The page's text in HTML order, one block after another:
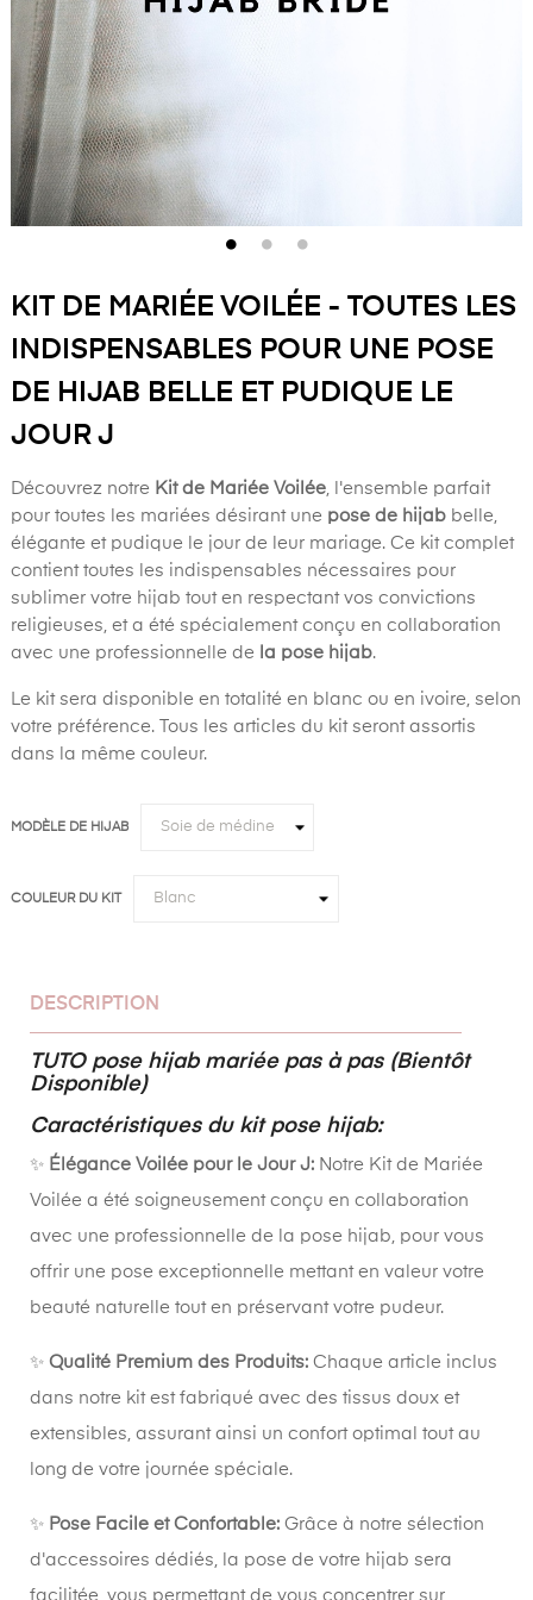
KIT DE MARIÉE VOILÉE - TOUTES LES
INDISPENSABLES POUR UNE POSE
DE HIJAB BELLE ET PUDIQUE LE
JOUR J
Découvrez notre Kit de Mariée Voilée , l'ensemble parfait
pour toutes les mariées désirant une pose de hijab belle,
élégante et pudique le jour de leur mariage. Ce kit complet
contient toutes les indispensables nécessaires pour
sublimer votre hijab tout en respectant vos convictions
religieuses, et a été spécialement conçu en collaboration
avec une professionnelle de la pose hijab.
Le kit sera disponible en totalité en blanc ou en ivoire, selon
votre préférence. Tous les articles du kit seront assortis
dans la même couleur.
MODÈLE DE HIJAB
COULEUR DU KIT
DESCRIPTION
TUTO pose hijab mariée pas à pas (Bientôt
Disponible)
Caractéristiques du kit pose hijab:
✨ Élégance Voilée pour le Jour J: Notre Kit de Mariée
Voilée a été soigneusement conçu en collaboration
avec une professionnelle de la pose hijab, pour vous
offrir une pose exceptionnelle mettant en valeur votre
beauté naturelle tout en préservant votre pudeur.
✨ Qualité Premium des Produits: Chaque article inclus
dans notre kit est fabriqué avec des tissus doux et
extensibles, assurant ainsi un confort optimal tout au
long de votre journée spéciale.
✨ Pose Facile et Confortable: Grâce à notre sélection
d'accessoires dédiés, la pose de votre hijab sera
facilitée, vous permettant de vous concentrer sur